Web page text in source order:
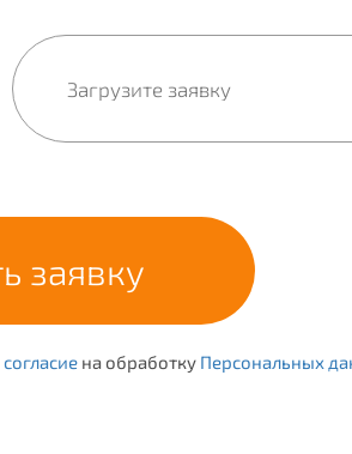
согласие на обработку Персональных